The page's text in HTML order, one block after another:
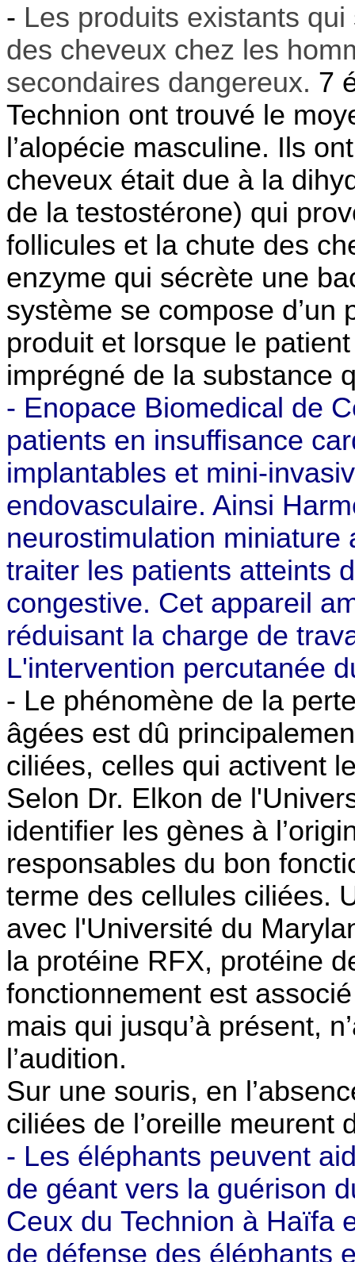
- Les produits existants
des cheveux chez les
secondaires dangereux. 7
Technion ont trouvé le
l’alopécie masculine. Ils
cheveux était due à la
de la testostérone) qui
follicules et la chute des
enzyme qui sécrète une
système se compose
produit et lorsque le
imprégné de la substance
- Enopace Biomedical de
patients en insuffisance
implantables et mini-
endovasculaire. Ainsi
neurostimulation
traiter les patients atteints
congestive. Cet appareil
réduisant la charge de
L'intervention percutanée
- Le phénomène de la
âgées est dû
ciliées, celles qui activent
Selon Dr. Elkon de
identifier les gènes à
responsables du bon
terme des cellules ciliées.
avec l'Université du
la protéine RFX, protéine
fonctionnement est
mais qui jusqu’à présent,
l’audition.
Sur une souris, en
ciliées de l’oreille meurent
- Les éléphants peuvent
de géant vers la guérison
Ceux du Technion à Haïfa
de défense des éléphants